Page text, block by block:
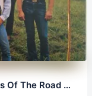
The Allman Brothers Band - Brothers Of The Road (LP, 24/192.0)